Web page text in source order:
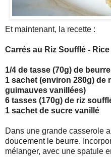
Et maintenant, la recette :
Carrés au Riz Soufflé -
1/4 de tasse (70g) de beurre
1 sachet (environ 280g) de
guimauves vanillées)
6 tasses (170g) de riz
1 sachet de sucre vanillé
Dans une grande casserole
doucement le beurre.
mélanger, avec une spatule